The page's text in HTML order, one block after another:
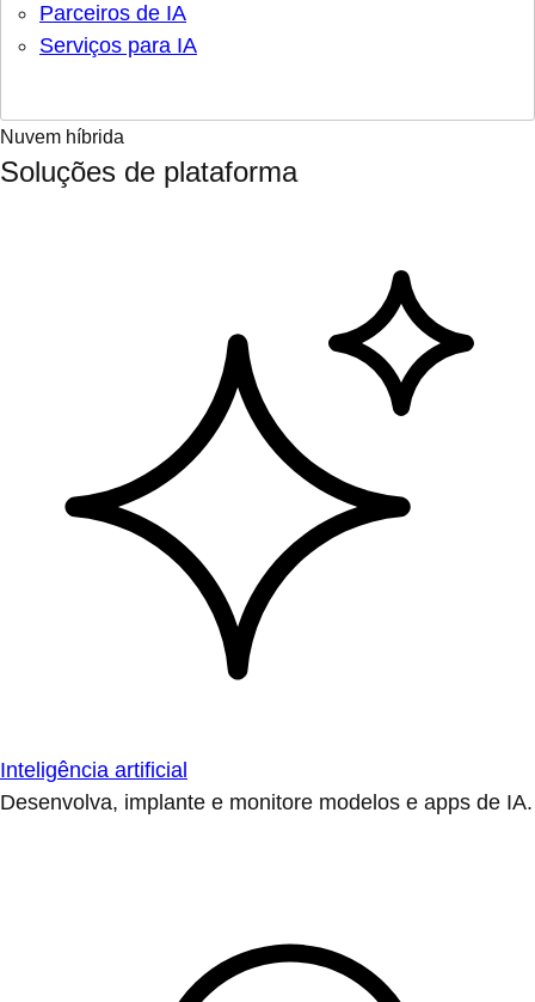
Parceiros de IA
Serviços para IA
Nuvem híbrida
Soluções de plataforma
Inteligência artificial
Desenvolva, implante e monitore modelos e apps de IA.